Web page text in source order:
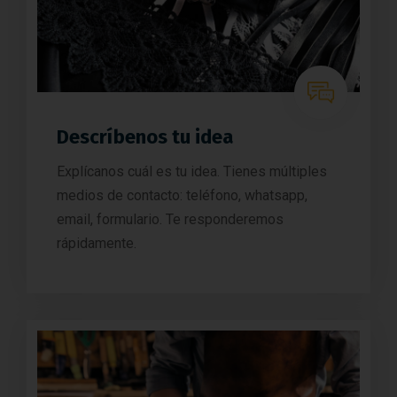
Descríbenos tu idea
Explícanos cuál es tu idea. Tienes múltiples
medios de contacto: teléfono, whatsapp,
email, formulario. Te responderemos
rápidamente.